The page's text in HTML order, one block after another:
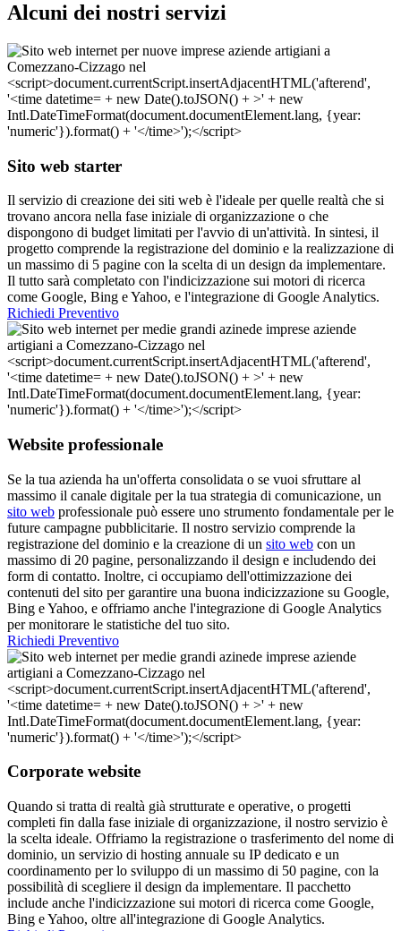
Alcuni dei nostri servizi
Sito web starter
Il servizio di creazione dei siti web è l'ideale per quelle realtà che si
trovano ancora nella fase iniziale di organizzazione o che
dispongono di budget limitati per l'avvio di un'attività. In sintesi, il
progetto comprende la registrazione del dominio e la realizzazione di
un massimo di 5 pagine con la scelta di un design da implementare.
Il tutto sarà completato con l'indicizzazione sui motori di ricerca
come Google, Bing e Yahoo, e l'integrazione di Google Analytics.
Richiedi Preventivo
Website professionale
Se la tua azienda ha un'offerta consolidata o se vuoi sfruttare al
massimo il canale digitale per la tua strategia di comunicazione, un
sito web professionale può essere uno strumento fondamentale per le
future campagne pubblicitarie. Il nostro servizio comprende la
registrazione del dominio e la creazione di un sito web con un
massimo di 20 pagine, personalizzando il design e includendo dei
form di contatto. Inoltre, ci occupiamo dell'ottimizzazione dei
contenuti del sito per garantire una buona indicizzazione su Google,
Bing e Yahoo, e offriamo anche l'integrazione di Google Analytics
per monitorare le statistiche del tuo sito.
Richiedi Preventivo
Corporate website
Quando si tratta di realtà già strutturate e operative, o progetti
completi fin dalla fase iniziale di organizzazione, il nostro servizio è
la scelta ideale. Offriamo la registrazione o trasferimento del nome di
dominio, un servizio di hosting annuale su IP dedicato e un
coordinamento per lo sviluppo di un massimo di 50 pagine, con la
possibilità di scegliere il design da implementare. Il pacchetto
include anche l'indicizzazione sui motori di ricerca come Google,
Bing e Yahoo, oltre all'integrazione di Google Analytics.